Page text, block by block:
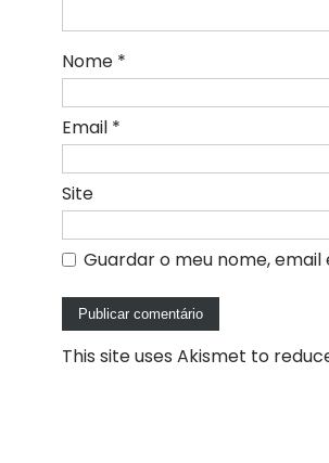
Nome *
Email *
Site
Guardar o meu nome,
This site uses Akismet to